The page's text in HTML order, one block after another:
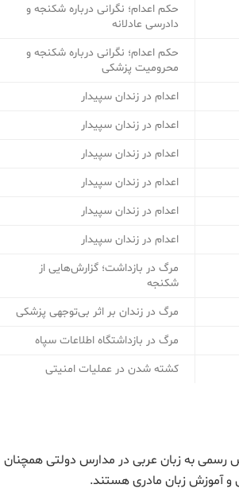
حکم اعدام؛ نگرانی درباره شکنجه و
دادرسی عادلانه
حکم اعدام؛ نگرانی درباره شکنجه و
محرومیت پزشکی
اعدام در زندان سپیدار
اعدام در زندان سپیدار
اعدام در زندان سپیدار
اعدام در زندان سپیدار
اعدام در زندان سپیدار
اعدام در زندان سپیدار
مرگ در بازداشت؛ گزارش‌هایی از
شکنجه
مرگ در زندان بر اثر بی‌توجهی پزشکی
مرگ در بازداشتگاه اطلاعات سپاه
کشته شدن در عملیات امنیتی
رسمی به زبان عربی در مدارس دولتی همچنان
آموزش زبان مادری هستند.